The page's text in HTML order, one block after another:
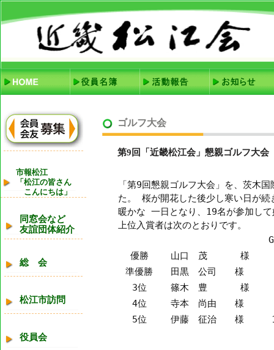
市報松江
「松江の皆さん
こんにちは」
同窓会など
友誼団体紹介
総 会
松江市訪問
役員会
ゴルフ大会
第9回「近畿松江会」懇親ゴルフ大会
「第9回懇親ゴルフ大会」を、茨木
た。 桜が開花した後少し寒い日が
暖かな 一日となり、19名が参加し
上位入賞者は次のとおりです。
優勝
山口 茂 様
準優勝
田黒 公司 様
3位
篠木 豊 様
4位
寺本 尚由 様
5位
伊藤 征治 様